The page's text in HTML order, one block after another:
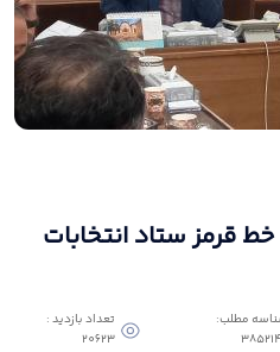
قرمز ستاد انتخابات
مطلب:
تعداد بازدید :
20623